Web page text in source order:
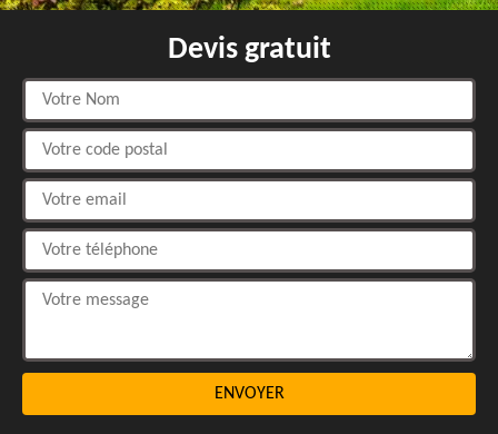
Devis gratuit